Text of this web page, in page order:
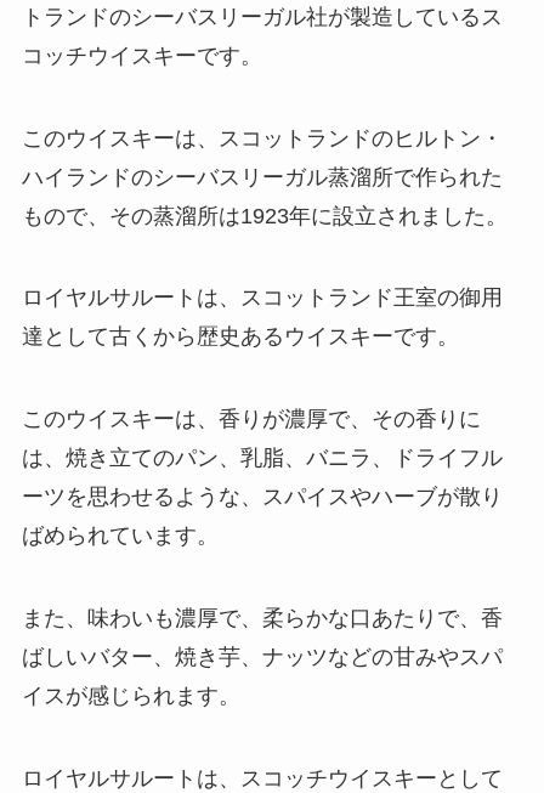
トランドのシーバスリーガル社が製造しているス
コッチウイスキーです。
このウイスキーは、スコットランドのヒルトン・
ハイランドのシーバスリーガル蒸溜所で作られた
もので、その蒸溜所は1923年に設立されました。
ロイヤルサルートは、スコットランド王室の御用
達として古くから歴史あるウイスキーです。
このウイスキーは、香りが濃厚で、その香りに
は、焼き立てのパン、乳脂、バニラ、ドライフル
ーツを思わせるような、スパイスやハーブが散り
ばめられています。
また、味わいも濃厚で、柔らかな口あたりで、香
ばしいバター、焼き芋、ナッツなどの甘みやスパ
イスが感じられます。
ロイヤルサルートは、スコッチウイスキーとして